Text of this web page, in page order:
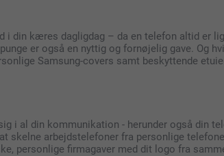
din kæres dagligdag – da en telefon altid er
er også en nyttig og fornøjelig gave. Og
Samsung-covers samt beskyttende
i al din kommunikation - herunder også din
skelne arbejdstelefoner fra personlige
personlige firmagaver med dit logo fra